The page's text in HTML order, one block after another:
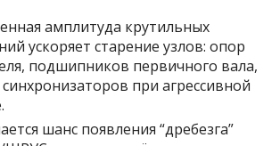
амплитуда крутильных
ускоряет старение узлов: опор
подшипников первичного вала,
при агрессивной
шанс появления “дребезга”